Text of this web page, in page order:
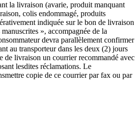
la livraison (avarie, produit manquant
colis endommagé, produits
indiquée sur le bon de livraison
», accompagnée de la
devra parallèlement confirmer
au transporteur dans les deux (2) jours
de livraison un courrier recommandé avec
lesdites réclamations. Le
copie de ce courrier par fax ou par